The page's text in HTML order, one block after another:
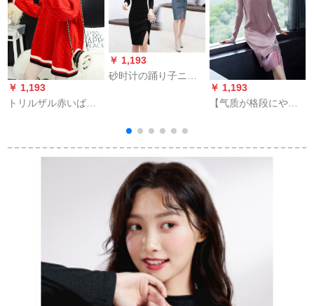
￥ 1,193
トリルザル赤いばら
2019年秋冬に新しく
￥ 1,193
砂时计の踊り子ニト
セスカート上にある
スパーズ
￥ 1,193
【气质が格段にやせ
グが秋冬2019新着品
【おすめ120斤-135
斤】